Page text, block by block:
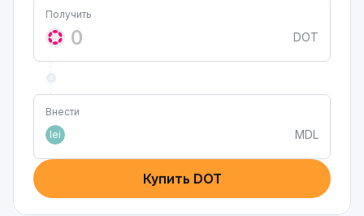
Получить
DOT
Внести
lei
MDL
Купить DOT